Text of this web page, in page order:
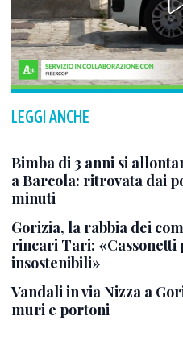
LEGGI ANCHE
Bimba di 3 anni si
a Barcola: ritrovata dai
minuti
Gorizia, la rabbia dei
rincari Tari: «Cassonetti
insostenibili»
Vandali in via Nizza a
muri e portoni